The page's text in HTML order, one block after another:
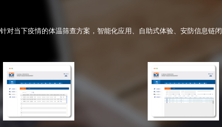
对当下疫情的体温筛查方案，智能化应用、自助式体验、安防信息链